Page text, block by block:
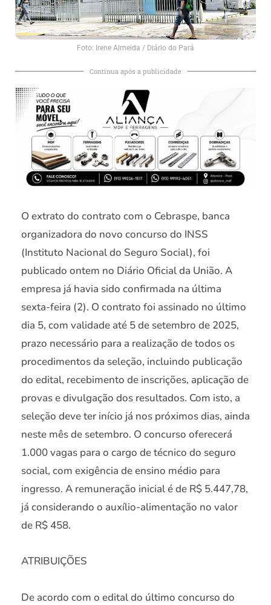
Foto: Irene Almeida / Diário do Pará
Continua após a publicidade
O extrato do contrato com o Cebraspe, banca
organizadora do novo concurso do INSS
(Instituto Nacional do Seguro Social), foi
publicado ontem no Diário Oficial da União. A
empresa já havia sido confirmada na última
sexta-feira (2). O contrato foi assinado no último
dia 5, com validade até 5 de setembro de 2025,
prazo necessário para a realização de todos os
procedimentos da seleção, incluindo publicação
do edital, recebimento de inscrições, aplicação de
provas e divulgação dos resultados. Com isto, a
seleção deve ter início já nos próximos dias, ainda
neste mês de setembro. O concurso oferecerá
1.000 vagas para o cargo de técnico do seguro
social, com exigência de ensino médio para
ingresso. A remuneração inicial é de R$ 5.447,78,
já considerando o auxílio-alimentação no valor
de R$ 458.
ATRIBUIÇÕES
De acordo com o edital do último concurso do